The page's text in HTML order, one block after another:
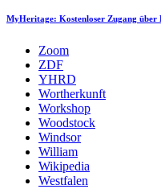
MyHeritage: Kostenloser Zugang über
Zoom
ZDF
YHRD
Wortherkunft
Workshop
Woodstock
Windsor
William
Wikipedia
Westfalen